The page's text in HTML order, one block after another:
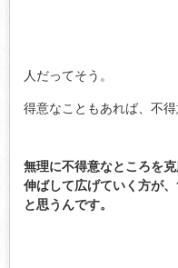
人だってそう。
得意なこともあれば、不得
無理に不得意なところを
伸ばして広げていく方が
と思うんです。